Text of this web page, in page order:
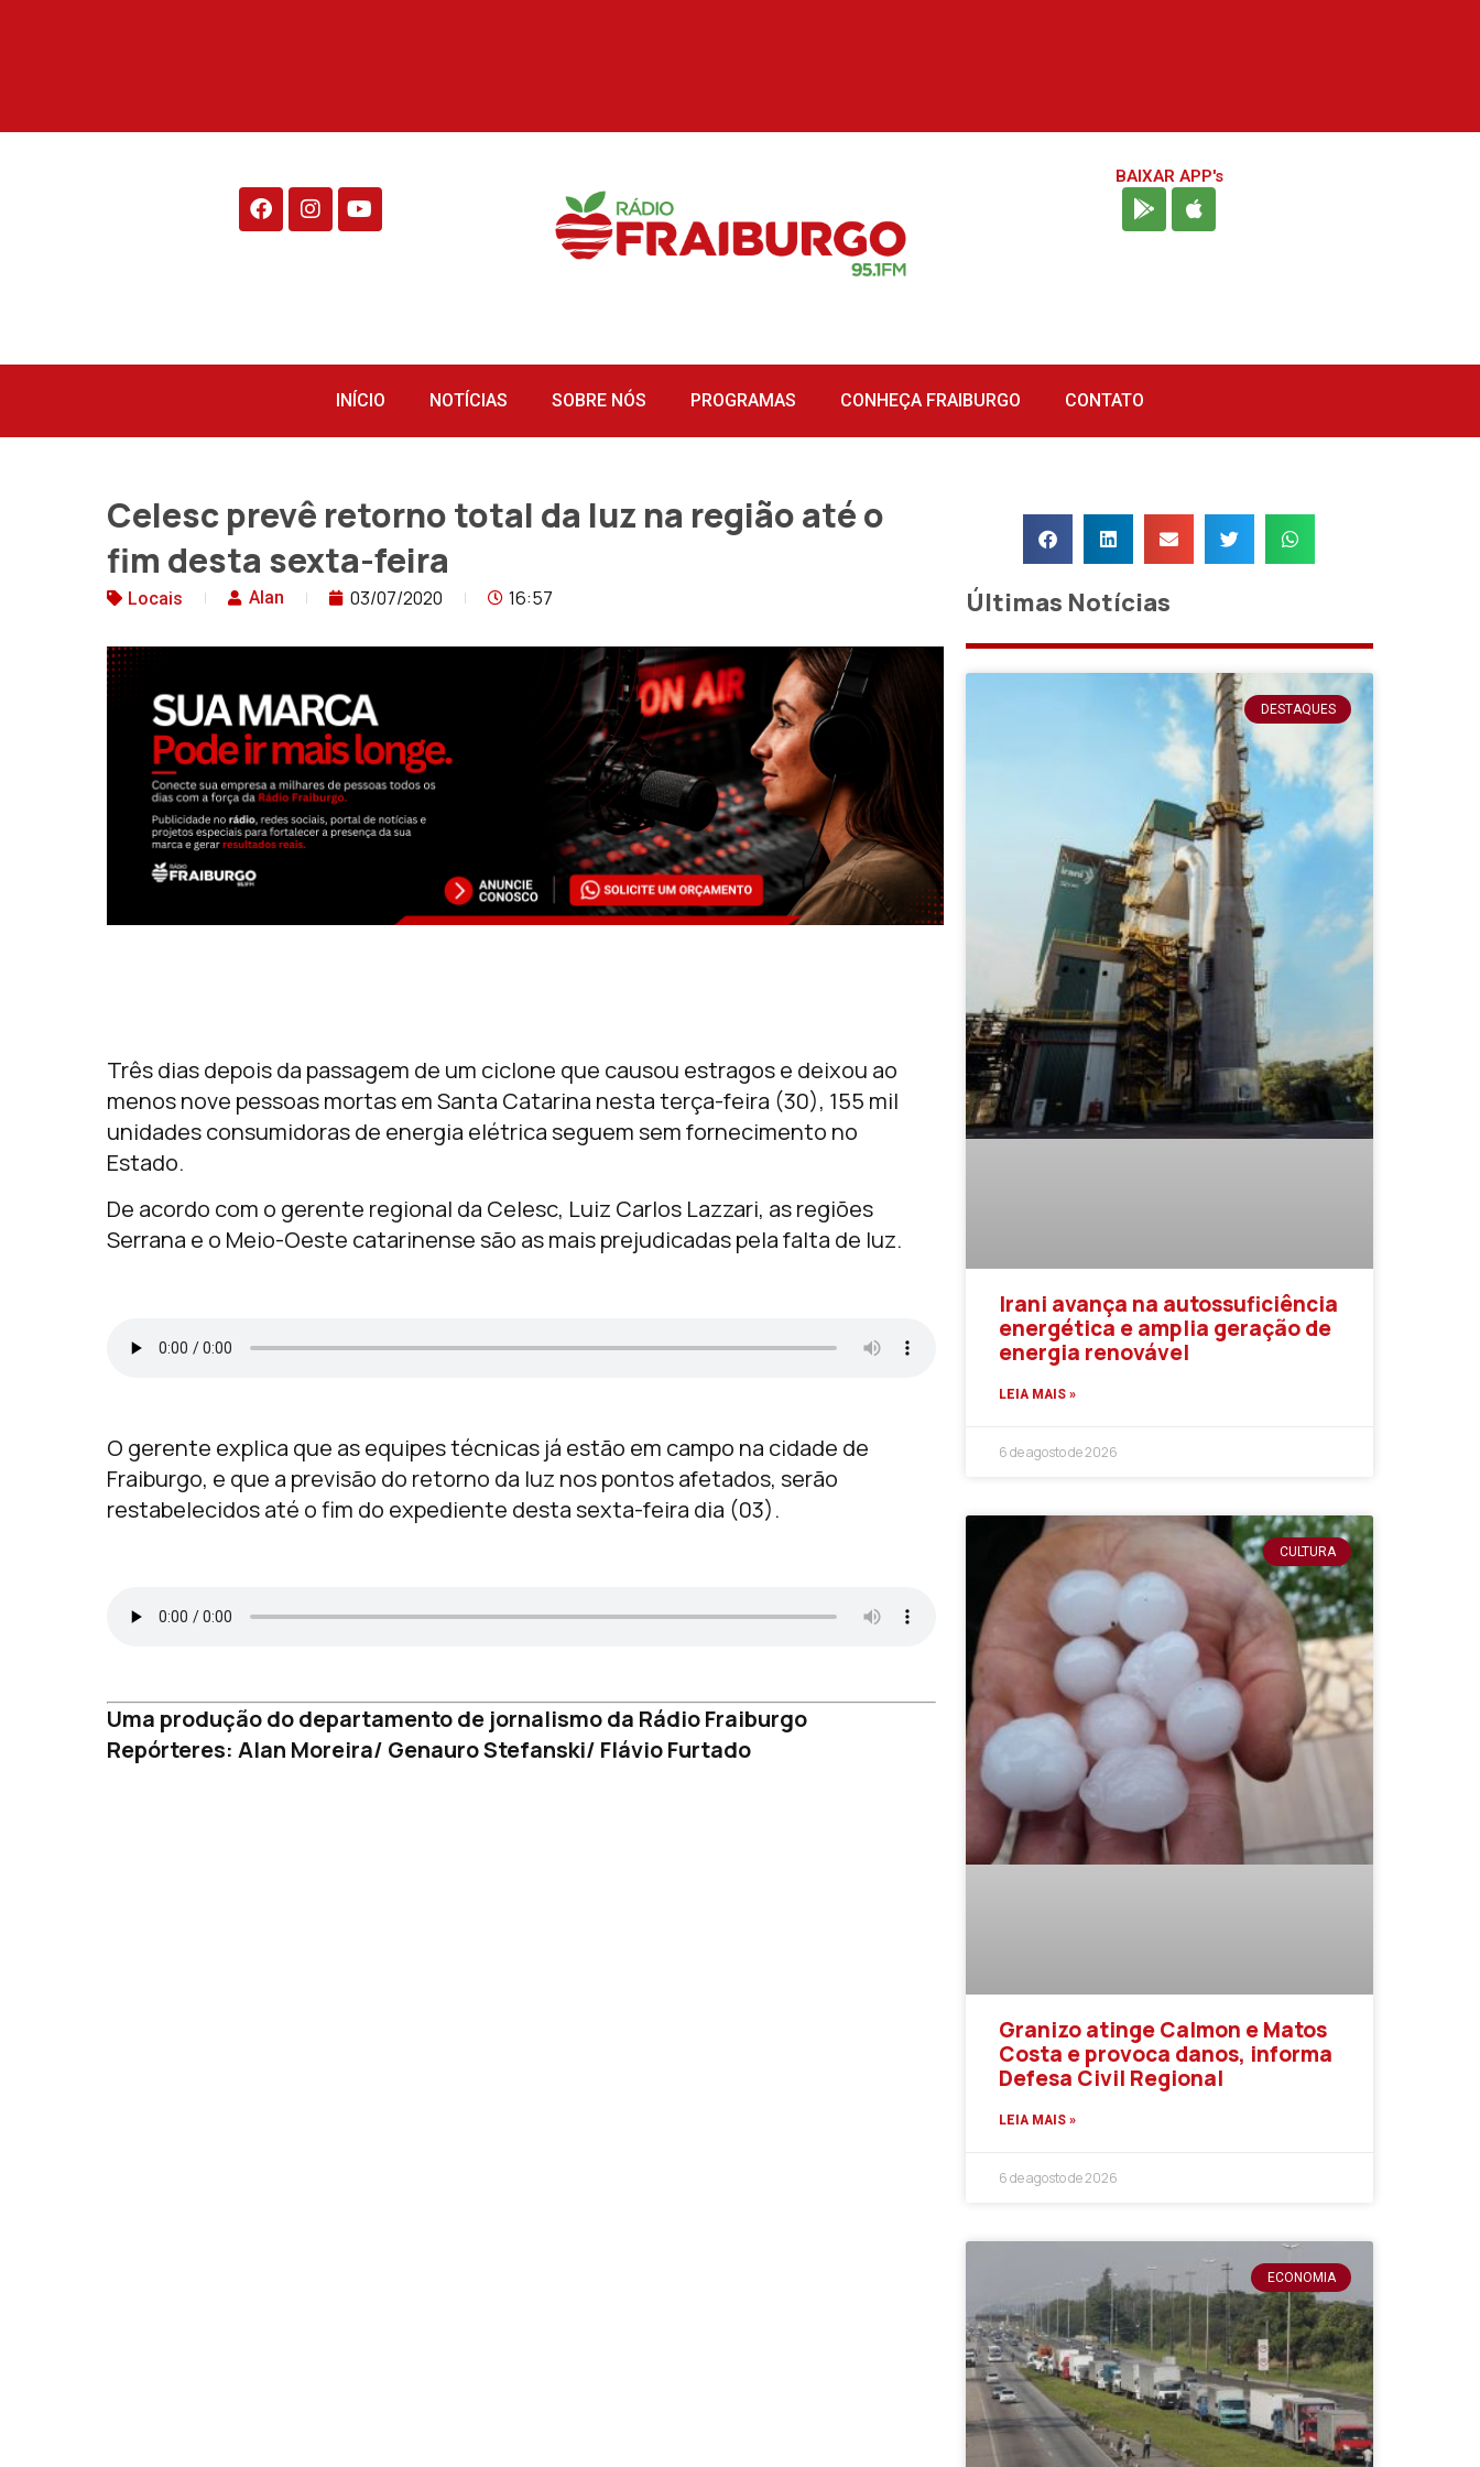
BAIXAR APP's
INÍCIO NOTÍCIAS SOBRE NÓS PROGRAMAS CONHEÇA FRAIBURGO CONTATO
Celesc prevê retorno total da luz na região até o
fim desta sexta-feira
Locais Alan 03/07/2020 16:57
Três dias depois da passagem de um ciclone que causou estragos e deixou ao
menos nove pessoas mortas em Santa Catarina nesta terça-feira (30), 155 mil
unidades consumidoras de energia elétrica seguem sem fornecimento no
Estado.
De acordo com o gerente regional da Celesc, Luiz Carlos Lazzari, as regiões
Serrana e o Meio-Oeste catarinense são as mais prejudicadas pela falta de luz.
O gerente explica que as equipes técnicas já estão em campo na cidade de
Fraiburgo, e que a previsão do retorno da luz nos pontos afetados, serão
restabelecidos até o fim do expediente desta sexta-feira dia (03).
Uma produção do departamento de jornalismo da Rádio Fraiburgo
Repórteres: Alan Moreira/ Genauro Stefanski/ Flávio Furtado
Últimas Notícias
DESTAQUES
Irani avança na autossuficiência
energética e amplia geração de
energia renovável
LEIA MAIS »
6 de agosto de 2026
CULTURA
Granizo atinge Calmon e Matos
Costa e provoca danos, informa
Defesa Civil Regional
LEIA MAIS »
6 de agosto de 2026
ECONOMIA